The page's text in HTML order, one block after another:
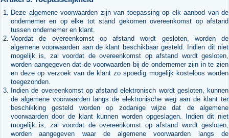
Deze algemene voorwaarden zijn van toepassing op elk aanbod van de
ondernemer en op elke tot stand gekomen overeenkomst op afstand
tussen ondernemer en klant.
Voordat de overeenkomst op afstand wordt gesloten, worden de
algemene voorwaarden aan de klant beschikbaar gesteld. Indien dit niet
mogelijk is, zal voordat de overeenkomst op afstand wordt gesloten,
worden aangegeven dat de voorwaarden bij de ondernemer zijn in te zien
en deze op verzoek van de klant zo spoedig mogelijk kosteloos worden
toegezonden.
Indien de overeenkomst op afstand elektronisch wordt gesloten, kunnen
de algemene voorwaarden langs de elektronische weg aan de klant ter
beschikking gesteld worden op zodanige wijze dat de algemene
voorwaarden door de klant kunnen worden opgeslagen. Indien dit niet
mogelijk is, zal voordat de overeenkomst op afstand wordt gesloten,
worden aangegeven waar de algemene voorwaarden langs de